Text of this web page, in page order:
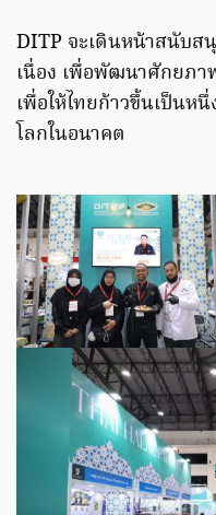
DITP จะเดินหน้าสนับส
เนื่อง เพื่อพัฒนาศักยภา
เพื่อให้ไทยก้าวขึ้นเป็นห
โลกในอนาคต